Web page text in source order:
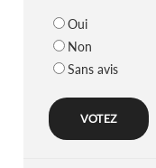
Oui
Non
Sans avis